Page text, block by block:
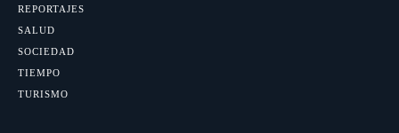
REPORTAJES
SALUD
SOCIEDAD
TIEMPO
TURISMO